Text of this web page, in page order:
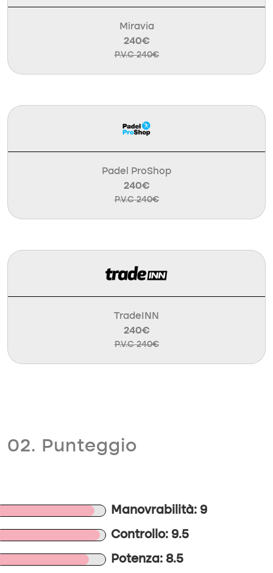
Miravia
240€
P.V.C 240€
Padel ProShop
240€
P.V.C 240€
TradeINN
240€
P.V.C 240€
02. Punteggio
Manovrabilità: 9
Controllo: 9.5
Potenza: 8.5